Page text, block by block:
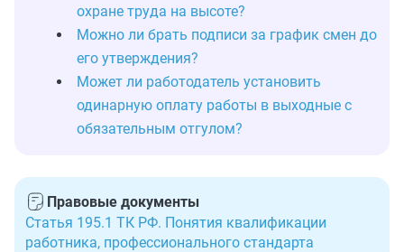
охране труда на высоте?
Можно ли брать подписи за график смен до
его утверждения?
Может ли работодатель установить
одинарную оплату работы в выходные с
обязательным отгулом?
Правовые документы
Статья 195.1 ТК РФ. Понятия квалификации
работника, профессионального стандарта